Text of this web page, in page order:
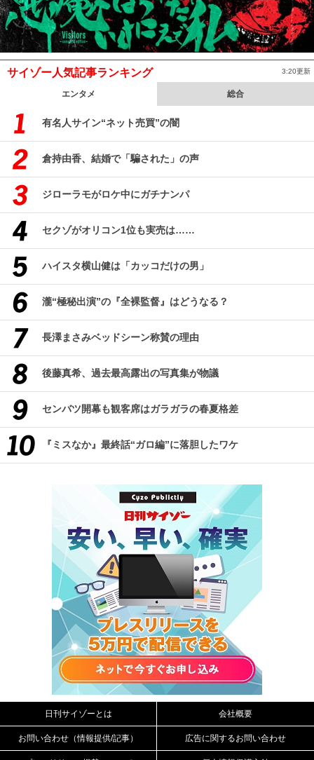
サイゾー人気記事ランキング 3:20更新
エンタメ 総合
有名人サイン“ネット売買”の闇
倉持由香、結婚で「騙された」の声
ジローラモがロケ中にガチナンパ
セクゾがオリコン1位も実売は……
ハイスタ横山健は「カッコだけの男」
瀧“極秘出演”の『全裸監督』はどうなる？
長澤まさみベッドシーン称賛の理由
後藤真希、過去最高露出の写真集が物議
センバツ開幕も観客席はガラガラの春夏格差
『ミスなか』最終話“ガロ編”に落胆したワケ
日刊サイゾーとは 会社概要
お問い合わせ（情報提供/記事） 広告に関するお問い合わせ